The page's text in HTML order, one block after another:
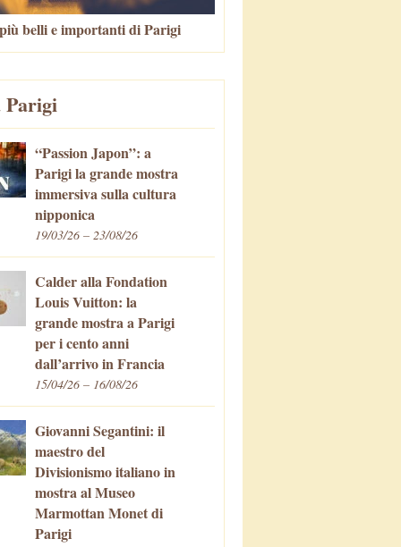
belli e importanti di Parigi
Parigi
“Passion Japon”: a
Parigi la grande mostra
immersiva sulla cultura
nipponica
19/03/26 – 23/08/26
Calder alla Fondation
Louis Vuitton: la
grande mostra a Parigi
per i cento anni
dall’arrivo in Francia
15/04/26 – 16/08/26
Giovanni Segantini: il
maestro del
Divisionismo italiano in
mostra al Museo
Marmottan Monet di
Parigi